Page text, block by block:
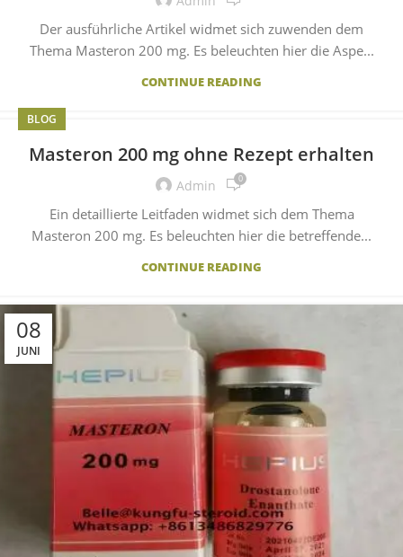
Der ausführliche Artikel widmet sich zuwenden dem
Thema Masteron 200 mg. Es beleuchten hier die Aspe...
CONTINUE READING
BLOG
Masteron 200 mg ohne Rezept erhalten
Admin 0
Ein detaillierte Leitfaden widmet sich dem Thema
Masteron 200 mg. Es beleuchten hier die betreffende...
CONTINUE READING
08
JUNI